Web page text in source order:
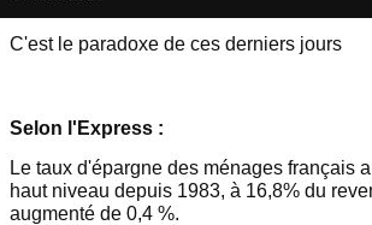
C'est le paradoxe de ces derniers jours
Selon l'Express :
Le taux d'épargne des ménages français
haut niveau depuis 1983, à 16,8% du
augmenté de 0,4 %.